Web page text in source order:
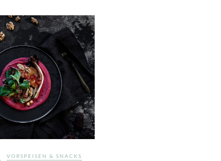
VORSPEISEN & SNACKS